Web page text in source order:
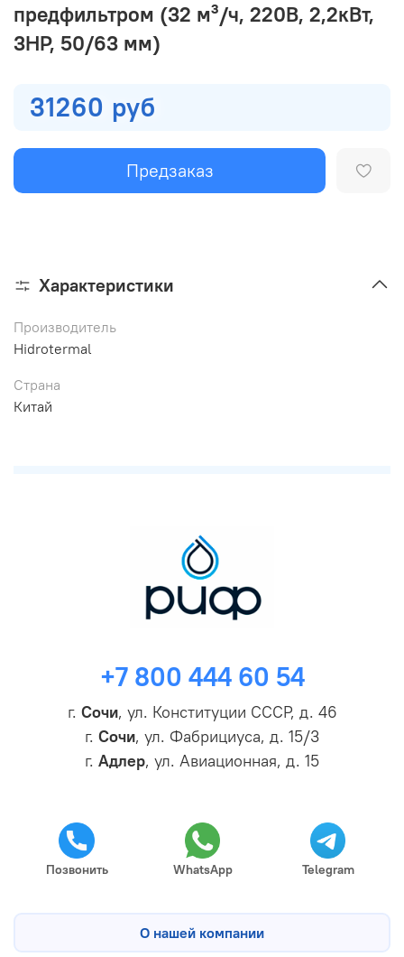
предфильтром (32 м³/ч, 220В, 2,2кВт,
3HP, 50/63 мм)
31260 руб
Предзаказ
Характеристики
Производитель
Hidrotermal
Страна
Китай
+7 800 444 60 54
г. Сочи, ул. Конституции СССР, д. 46
г. Сочи, ул. Фабрициуса, д. 15/3
г. Адлер, ул. Авиационная, д. 15
Позвонить WhatsApp Telegram
О нашей компании